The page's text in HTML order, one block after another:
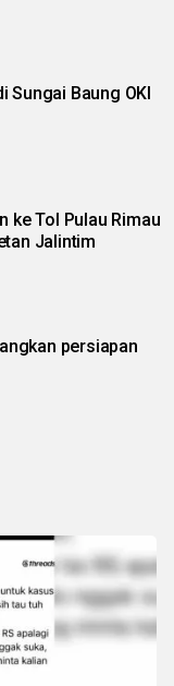
Sungai Baung OKI
ke Tol Pulau Rimau
Jalintim
persiapan